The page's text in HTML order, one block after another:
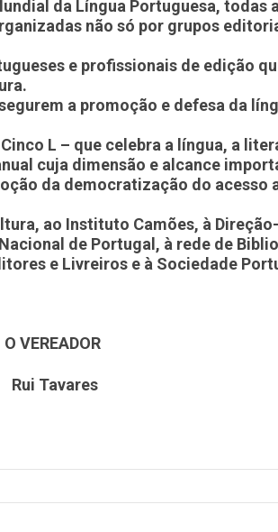
da Língua Portuguesa, todas
não só por grupos
e profissionais de edição
a promoção e defesa da
L – que celebra a língua, a
cuja dimensão e alcance
da democratização do acesso
ao Instituto Camões, à
de Portugal, à rede de
e Livreiros e à Sociedade
O VEREADOR
Rui Tavares